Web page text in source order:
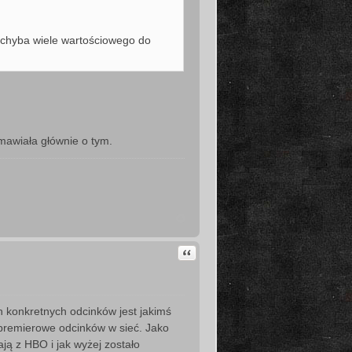
wiele wartościowego do
głównie o tym.
Cytuj
konkretnych odcinków jest jakimś
odcinków w sieć. Jako
z HBO i jak wyżej zostało